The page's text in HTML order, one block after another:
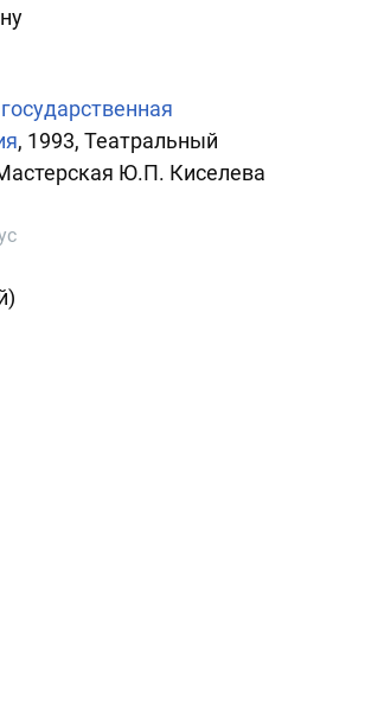
, 1993, Театральный
Ю.П. Киселева